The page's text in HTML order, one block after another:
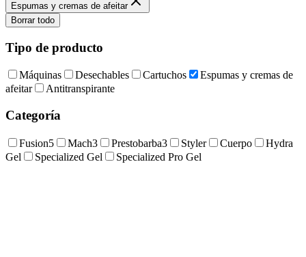
Espumas y cremas de afeitar
Borrar todo
Tipo de producto
Máquinas Desechables Cartuchos
Espumas y cremas de
afeitar
Antitranspirante
Categoría
Fusion5 Mach3 Prestobarba3 Styler Cuerpo
Hydra
Gel
Specialized Gel Specialized Pro Gel